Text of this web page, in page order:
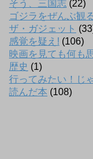
そう、三国志 (22)
ゴジラをぜんぶ観る
ザ・ガジェット
感覚を疑え! (106)
映画を見ても何も
歴史 (1)
行ってみたい！じ
読んだ本 (108)